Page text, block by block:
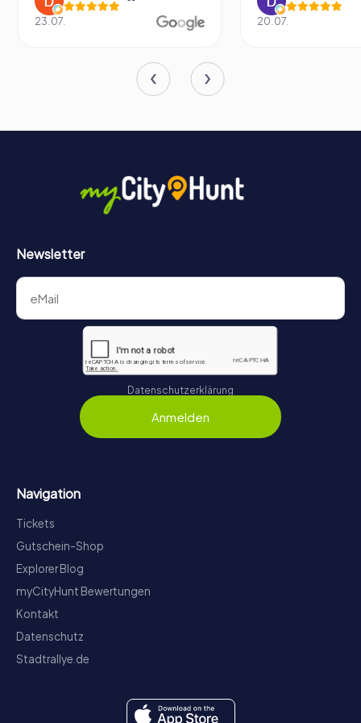
Park von Poggibonsi ein Muss für alle ist, die sich für
Geschichte, Archäologie und das Mittelalter
atemberaubender Landschaft macht ihn zu einer
herausragenden Attraktion im Herzen der Toskana. Ob ihr
eine unvergessliche Reise durch die Zeit.
23.07. 20.07.
Newsletter
Datenschutzerklärung
Anmelden
Navigation
Tickets
Gutschein-Shop
Explorer Blog
myCityHunt Bewertungen
Kontakt
Datenschutz
Stadtrallye.de